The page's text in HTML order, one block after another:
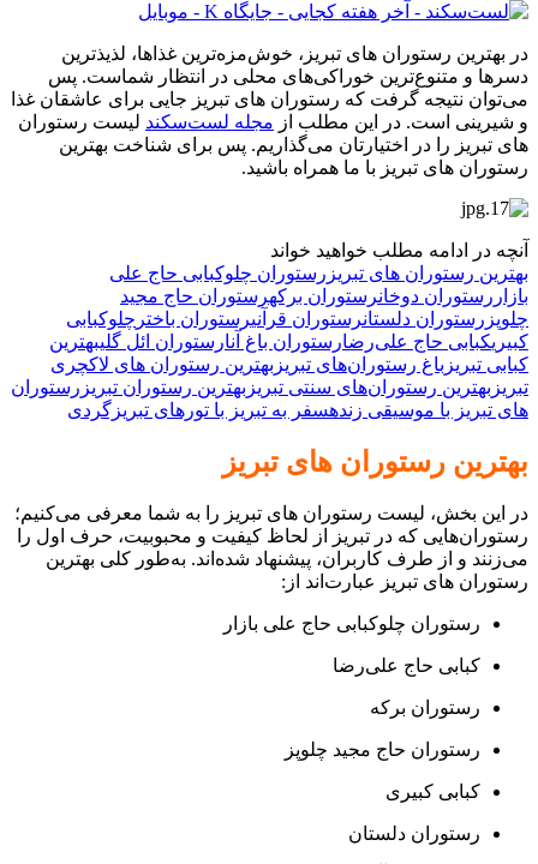
در بهترین رستوران های تبریز، خوش‌مزه‌ترین غذاها، لذیذترین
دسرها و متنوع‌ترین خوراکی‌های محلی در انتظار شماست. پس
می‌توان نتیجه گرفت که رستوران های تبریز جایی برای عاشقان غذا
و شیرینی است. در این مطلب از مجله لست‌سکند لیست رستوران
های تبریز را در اختیارتان می‌گذاریم. پس برای شناخت بهترین
رستوران های تبریز با ما همراه باشید.
آنچه در ادامه مطلب خواهید خواند
بهترین رستوران های تبریز رستوران چلوکبابی حاج علی
بازار رستوران دوخانرستوران برکهرستوران حاج مجید
چلوپز رستوران دلستانرستوران قرآنیرستوران باختر چلوکبابی
کبیریکبابی حاج علی‌رضارستوران باغ آنارستوران ائل گلیبهترین
کبابی تبریز باغ رستوران‌های تبریز بهترین رستوران های لاکچری
تبریز بهترین رستوران‌های سنتی تبریز بهترین رستوران تبریز رستوران
های تبریز با موسیقی زندهسفر به تبریز با تورهای تبریزگردی
بهترین رستوران های تبریز
در این بخش، لیست رستوران های تبریز را به شما معرفی می‌کنیم؛
رستوران‌هایی که در تبریز از لحاظ کیفیت و محبوبیت، حرف اول را
می‌زنند و از طرف کاربران، پیشنهاد شده‌اند. به‌طور کلی بهترین
رستوران های تبریز عبارت‌اند از:
رستوران چلوکبابی حاج علی بازار
کبابی حاج علی‌رضا
رستوران برکه
رستوران حاج مجید چلوپز
کبابی کبیری
رستوران دلستان